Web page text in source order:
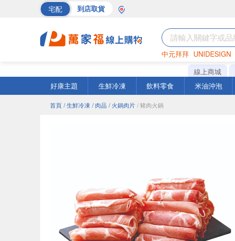
宅配 到店取貨
中元拜拜 UNIDESIGN
巧克力 罐頭 衛
線上商城
好康主題
生鮮冷凍 飲料零食 米油沖泡
首頁 / 生鮮冷凍 / 肉品 / 火鍋肉片 / 豬肉火鍋